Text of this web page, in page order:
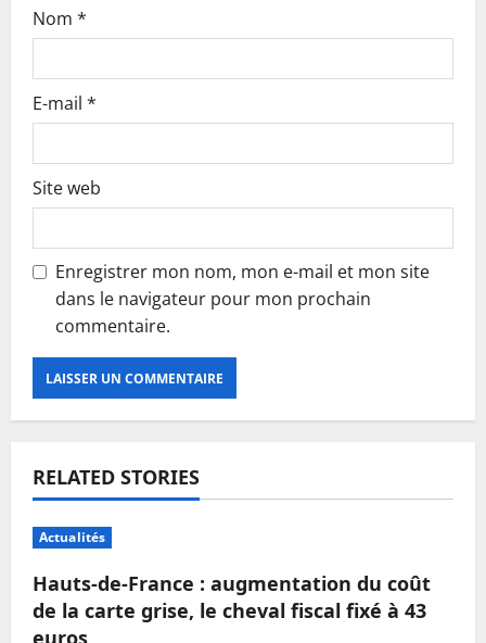
Nom *
E-mail *
Site web
Enregistrer mon nom, mon e-mail et mon site
dans le navigateur pour mon prochain
commentaire.
RELATED STORIES
Actualités
Hauts-de-France : augmentation du coût
de la carte grise, le cheval fiscal fixé à 43
euros